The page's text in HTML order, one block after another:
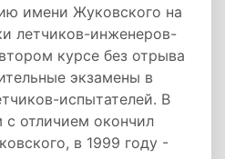
имени Жуковского на
летчиков-инженеров-
курсе без отрыва
экзамены в
испытателей. В
с отличием окончил
в 1999 году -